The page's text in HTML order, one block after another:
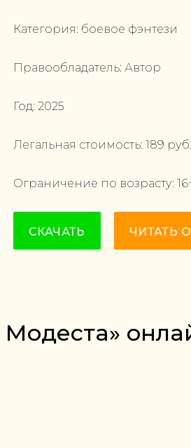
Категория: боевое фэнтези
Правообладатель: Автор
Год: 2025
Легальная стоимость: 189 руб.
Ограничение по возрасту: 16
СКАЧАТЬ ЧИТАТЬ
Модеста»